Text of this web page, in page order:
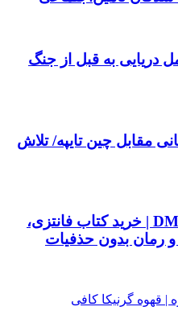
زیر قیمت بازار؛
قیمت تهیه کنیم؟
جوشکاری، کیفیت
بخریم؟ راهنمای
هزینه، درآمد و سود با